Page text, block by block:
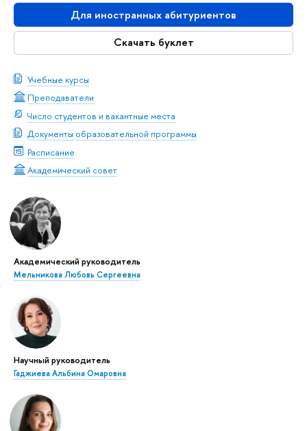
Для иностранных абитуриентов
Скачать буклет
Учебные курсы
Преподаватели
Число студентов и вакантные места
Документы образовательной программы
Расписание
Академический совет
Академический руководитель
Мельникова Любовь Сергеевна
Научный руководитель
Гаджиева Альбина Омаровна